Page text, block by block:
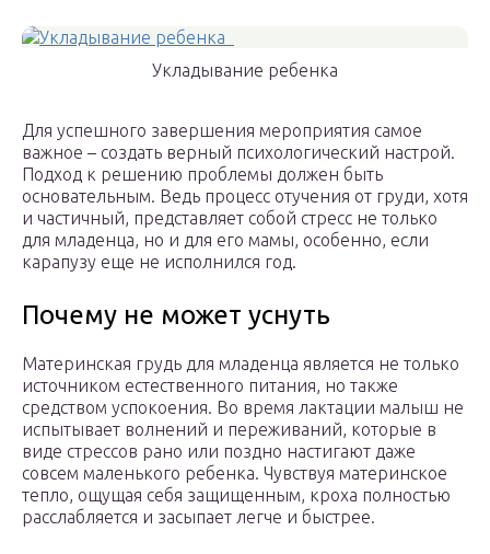
Укладывание ребенка
Для успешного завершения мероприятия самое
важное – создать верный психологический настрой.
Подход к решению проблемы должен быть
основательным. Ведь процесс отучения от груди, хотя
и частичный, представляет собой стресс не только
для младенца, но и для его мамы, особенно, если
карапузу еще не исполнился год.
Почему не может уснуть
Материнская грудь для младенца является не только
источником естественного питания, но также
средством успокоения. Во время лактации малыш не
испытывает волнений и переживаний, которые в
виде стрессов рано или поздно настигают даже
совсем маленького ребенка. Чувствуя материнское
тепло, ощущая себя защищенным, кроха полностью
расслабляется и засыпает легче и быстрее.